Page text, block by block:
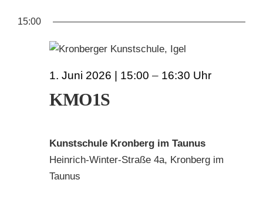
KRONBERGER MALERKOLONIE
SUCHE
FÜR
JUNI
wählen.
15:00
KMO1S
1. Juni 2026 | 15:00 – 16:30
Kunstschule Kronberg im Taunus
Heinrich-Winter-Straße 4a, Kronberg im
Taunus